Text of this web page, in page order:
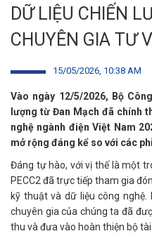
DỮ LIỆU CHIẾN
CHUYÊN GIA TƯ
15/05/2026, 10:38 AM
Vào ngày 12/5/2026, Bộ
lượng từ Đan Mạch đã chính
nghệ ngành điện Việt Nam
mở rộng đáng kể so với các
Đáng tự hào, với vị thế là một
PECC2 đã trực tiếp tham gia
kỹ thuật và dữ liệu công
chuyên gia của chúng ta đã
thu và đưa vào hoàn thiện bộ tài